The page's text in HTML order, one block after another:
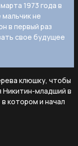
1973 года в
не
в первый раз
свое будущее
клюшку, чтобы
Никитин-младший в
котором и начал